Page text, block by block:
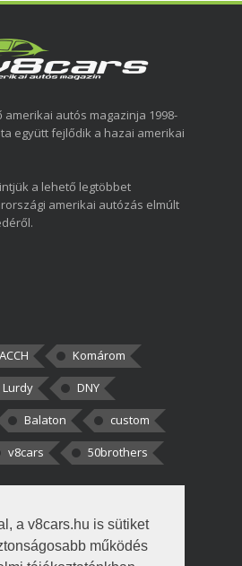
a v8cars.hu is sütiket
működés
autós magazinja 1998-
együtt fejlődik a hazai amerikai
a lehető legtöbbet
amerikai autózás elmúlt
ACCH
Komárom
Lurdy
DNY
Balaton
custom
v8cars 50brothers
Elszúrtam! Én csak két
Nem tudtam, hogy fél autót,